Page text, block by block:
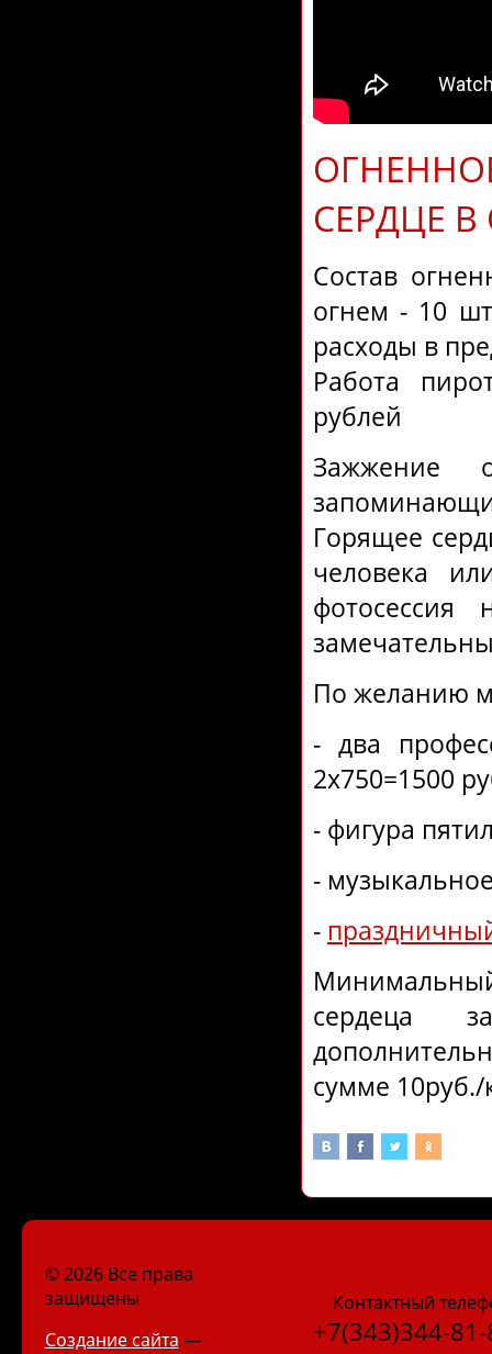
СЕРДЦЕ В
Состав
огнем - 10
расходы в
Работа
рублей
Зажжение
Горящее
человека
По желанию
- два
2х750=1500
- фигура
-
-
сердеца
сумме
© 2026 Все права
защищены
Создание сайта —
Контактный
+7(343)344-